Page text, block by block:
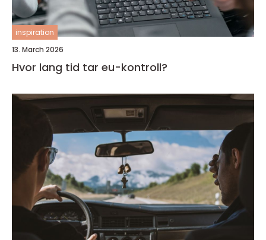
inspiration
13. March 2026
Hvor lang tid tar eu-kontroll?